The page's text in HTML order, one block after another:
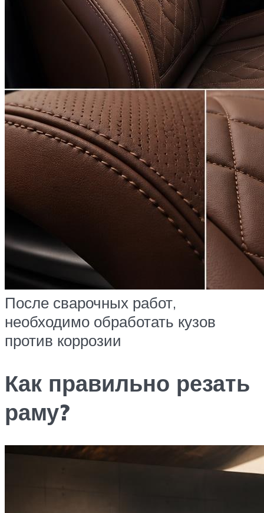
После сварочных работ,
необходимо обработать кузов
против коррозии
Как правильно резать
раму?